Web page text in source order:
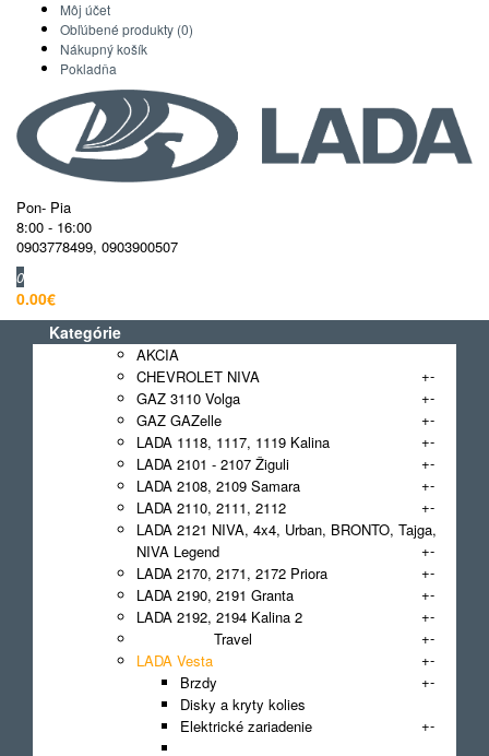
Môj účet
Obľúbené produkty (0)
Nákupný košík
Pokladňa
Pon- Pia
8:00 - 16:00
0903778499, 0903900507
0
0.00€
Kategórie
AKCIA
CHEVROLET NIVA
+-
GAZ 3110 Volga
+-
GAZ GAZelle
+-
LADA 1118, 1117, 1119 Kalina
+-
LADA 2101 - 2107 Žiguli
+-
LADA 2108, 2109 Samara
+-
LADA 2110, 2111, 2112
+-
LADA 2121 NIVA, 4x4, Urban, BRONTO, Tajga,
NIVA Legend
+-
LADA 2170, 2171, 2172 Priora
+-
LADA 2190, 2191 Granta
+-
LADA 2192, 2194 Kalina 2
+-
LADA NIVA Travel
+-
LADA Vesta
+-
Brzdy
+-
Disky a kryty kolies
Elektrické zariadenie
+-